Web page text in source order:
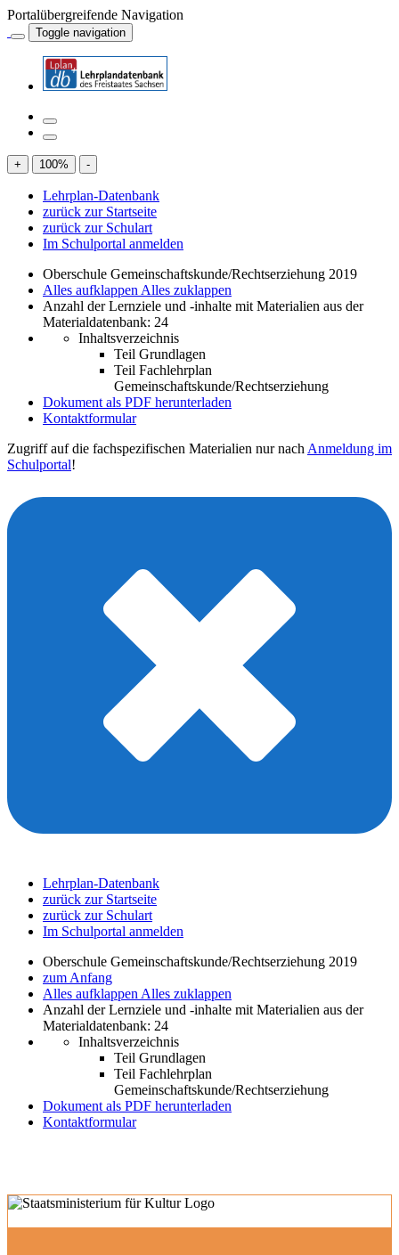
Portalübergreifende Navigation
Toggle navigation
+ 100% -
Lehrplan-Datenbank
zurück zur Startseite
zurück zur Schulart
Im Schulportal anmelden
Oberschule Gemeinschaftskunde/Rechtserziehung 2019
Alles aufklappen Alles zuklappen
Anzahl der Lernziele und -inhalte mit Materialien aus der
Materialdatenbank: 24
Inhaltsverzeichnis
Teil Grundlagen
Teil Fachlehrplan
Gemeinschaftskunde/Rechtserziehung
Dokument als PDF herunterladen
Kontaktformular
Zugriff auf die fachspezifischen Materialien nur nach Anmeldung im
Schulportal!
Lehrplan-Datenbank
zurück zur Startseite
zurück zur Schulart
Im Schulportal anmelden
Oberschule Gemeinschaftskunde/Rechtserziehung 2019
zum Anfang
Alles aufklappen Alles zuklappen
Anzahl der Lernziele und -inhalte mit Materialien aus der
Materialdatenbank: 24
Inhaltsverzeichnis
Teil Grundlagen
Teil Fachlehrplan
Gemeinschaftskunde/Rechtserziehung
Dokument als PDF herunterladen
Kontaktformular